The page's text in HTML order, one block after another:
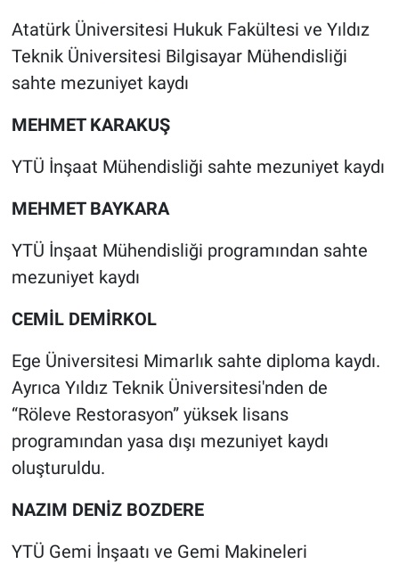
Atatürk Üniversitesi Hukuk Fakültesi ve Yıldız
Teknik Üniversitesi Bilgisayar Mühendisliği
sahte mezuniyet kaydı
MEHMET KARAKUŞ
YTÜ İnşaat Mühendisliği sahte mezuniyet kaydı
MEHMET BAYKARA
YTÜ İnşaat Mühendisliği programından sahte
mezuniyet kaydı
CEMİL DEMİRKOL
Ege Üniversitesi Mimarlık sahte diploma kaydı.
Ayrıca Yıldız Teknik Üniversitesi'nden de
“Röleve Restorasyon” yüksek lisans
programından yasa dışı mezuniyet kaydı
oluşturuldu.
NAZIM DENİZ BOZDERE
YTÜ Gemi İnşaatı ve Gemi Makineleri
Türkiye'nin Gündemi
Yerel Gündem
Yerel Yaşam
Canlı Yayın